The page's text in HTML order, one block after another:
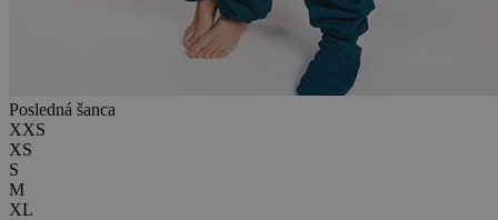
Posledná šanca
XXS
XS
S
M
XL